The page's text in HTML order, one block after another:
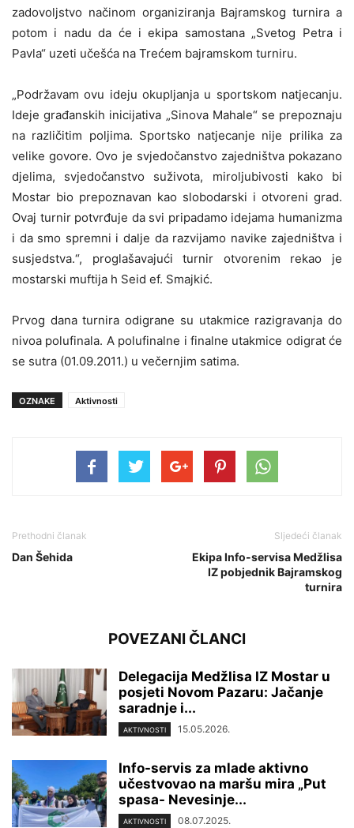
zadovoljstvo načinom organiziranja Bajramskog turnira a
potom i nadu da će i ekipa samostana „Svetog Petra i
Pavla“ uzeti učešća na Trećem bajramskom turniru.
„Podržavam ovu ideju okupljanja u sportskom natjecanju.
Ideje građanskih inicijativa „Sinova Mahale“ se prepoznaju
na različitim poljima. Sportsko natjecanje nije prilika za
velike govore. Ovo je svjedočanstvo zajedništva pokazano
djelima, svjedočanstvo suživota, miroljubivosti kako bi
Mostar bio prepoznavan kao slobodarski i otvoreni grad.
Ovaj turnir potvrđuje da svi pripadamo idejama humanizma
i da smo spremni i dalje da razvijamo navike zajedništva i
susjedstva.“, proglašavajući turnir otvorenim rekao je
mostarski muftija h Seid ef. Smajkić.
Prvog dana turnira odigrane su utakmice razigravanja do
nivoa polufinala. A polufinalne i finalne utakmice odigrat će
se sutra (01.09.2011.) u večernjim satima.
OZNAKE Aktivnosti
Prethodni članak
Dan Šehida
Sljedeći članak
Ekipa Info-servisa Medžlisa
IZ pobjednik Bajramskog
turnira
POVEZANI ČLANCI
Delegacija Medžlisa IZ Mostar u
posjeti Novom Pazaru: Jačanje
saradnje i...
AKTIVNOSTI 15.05.2026.
Info-servis za mlade aktivno
učestvovao na maršu mira „Put
spasa- Nevesinje...
AKTIVNOSTI 08.07.2025.